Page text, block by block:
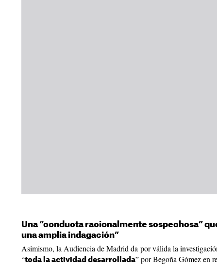
Una “conducta racionalmente sospechosa”
una amplia indagación”
Asimismo, la Audiencia de Madrid da por válida la
“toda la actividad desarrollada” por Begoña Gómez en